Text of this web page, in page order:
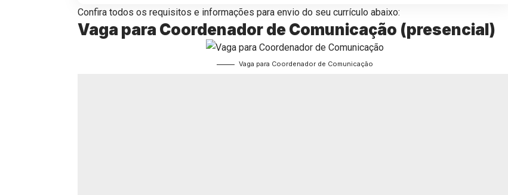
Confira todos os requisitos e informações para envio do seu currículo abaixo:
Vaga para Coordenador de Comunicação (presencial)
Vaga para Coordenador de Comunicação